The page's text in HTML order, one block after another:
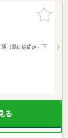
お気に入
りに追加
（烏山線終点）下
る